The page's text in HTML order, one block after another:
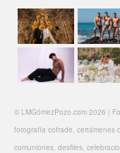
© LMGómezPozo.com 2026 |
fotografía cofrade, certámenes
comuniones, desfiles,